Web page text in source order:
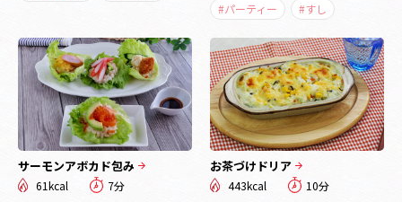
#パーティー
#すし
サーモンアボカド包み
61kcal 7分
お茶づけドリア
443kcal 10分